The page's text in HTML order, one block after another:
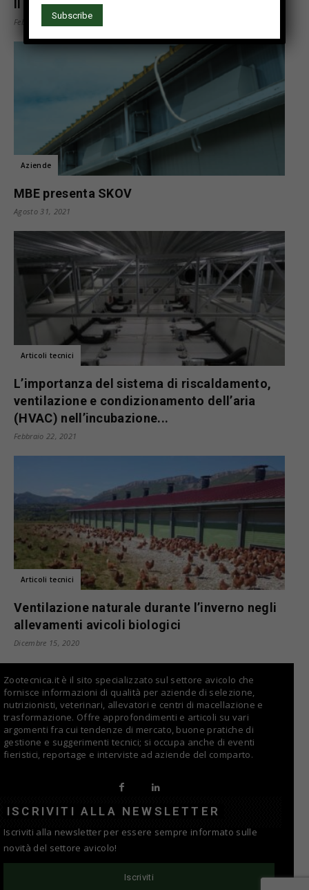
Il controllo dell’umidità nei capannoni avicoli
Febbraio 14, 2022
Aziende
MBE presenta SKOV
Agosto 31, 2021
Articoli tecnici
L’importanza del sistema di riscaldamento,
ventilazione e condizionamento dell’aria
(HVAC) nell’incubazione...
Febbraio 22, 2021
Articoli tecnici
Ventilazione naturale durante l’inverno negli
allevamenti avicoli biologici
Dicembre 15, 2020
Zootecnica.it è il sito specializzato sul settore avicolo che
fornisce informazioni di qualità per aziende di selezione,
nutrizionisti, veterinari, allevatori e centri di macellazione e
trasformazione. Offre approfondimenti e articoli su vari
argomenti fra cui tendenze di mercato, buone pratiche di
gestione e suggerimenti tecnici; si occupa anche di eventi
fieristici, reportage e interviste ad aziende del comparto.
ISCRIVITI ALLA NEWSLETTER
Iscriviti alla newsletter per essere sempre informato sulle
novità del settore avicolo!
Iscriviti